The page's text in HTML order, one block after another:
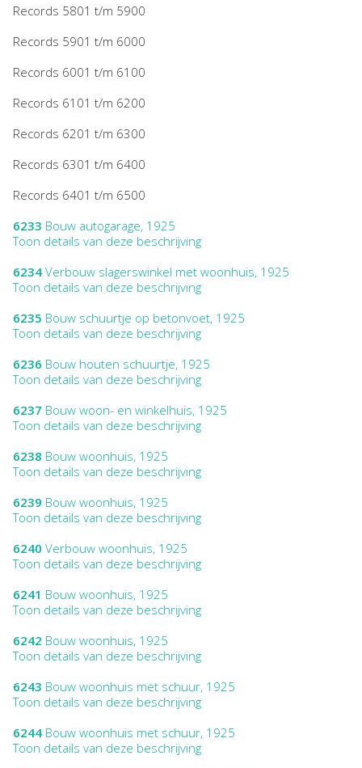
Records 5801 t/m 5900
Records 5901 t/m 6000
Records 6001 t/m 6100
Records 6101 t/m 6200
Records 6201 t/m 6300
Records 6301 t/m 6400
Records 6401 t/m 6500
6233 Bouw autogarage, 1925
Toon details van deze beschrijving
6234 Verbouw slagerswinkel met woonhuis, 1925
Toon details van deze beschrijving
6235 Bouw schuurtje op betonvoet, 1925
Toon details van deze beschrijving
6236 Bouw houten schuurtje, 1925
Toon details van deze beschrijving
6237 Bouw woon- en winkelhuis, 1925
Toon details van deze beschrijving
6238 Bouw woonhuis, 1925
Toon details van deze beschrijving
6239 Bouw woonhuis, 1925
Toon details van deze beschrijving
6240 Verbouw woonhuis, 1925
Toon details van deze beschrijving
6241 Bouw woonhuis, 1925
Toon details van deze beschrijving
6242 Bouw woonhuis, 1925
Toon details van deze beschrijving
6243 Bouw woonhuis met schuur, 1925
Toon details van deze beschrijving
6244 Bouw woonhuis met schuur, 1925
Toon details van deze beschrijving